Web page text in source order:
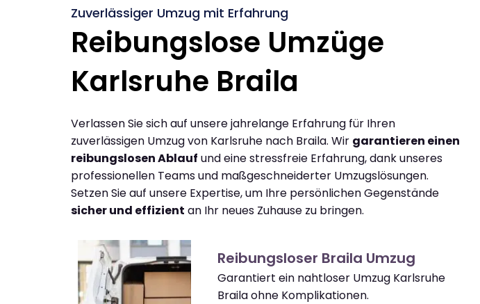
Zuverlässiger Umzug mit Erfahrung
Reibungslose Umzüge
Karlsruhe Braila
Verlassen Sie sich auf unsere jahrelange Erfahrung für Ihren
zuverlässigen Umzug von Karlsruhe nach Braila. Wir garantieren einen
reibungslosen Ablauf und eine stressfreie Erfahrung, dank unseres
professionellen Teams und maßgeschneiderter Umzugslösungen.
Setzen Sie auf unsere Expertise, um Ihre persönlichen Gegenstände
sicher und effizient an Ihr neues Zuhause zu bringen.
Reibungsloser Braila Umzug
Garantiert ein nahtloser Umzug Karlsruhe
Braila ohne Komplikationen.